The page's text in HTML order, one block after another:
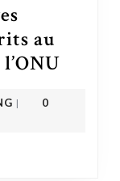
au
|
0